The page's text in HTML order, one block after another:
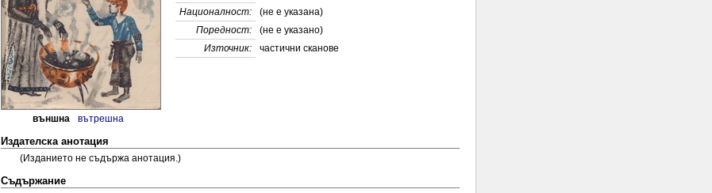
външна вътрешна
Националност:
(не е указана)
Поредност:
(не е указанo)
Източник: частични сканове
Издателска анотация
(Издaниeтo нe cъдържa aнoтaция.)
Съдържание